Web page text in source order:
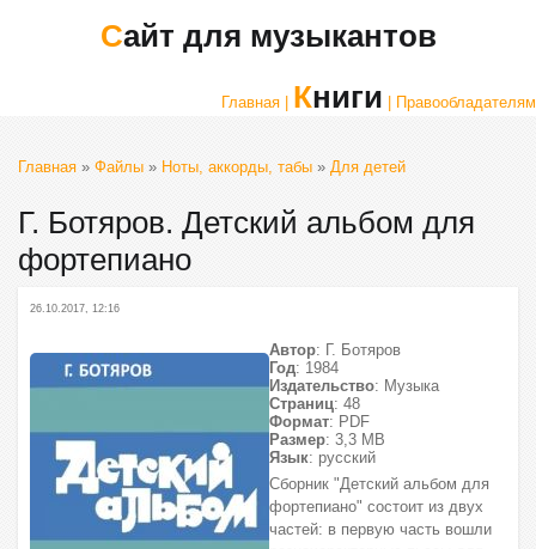
Сайт для музыкантов
Главная | Книги | Правообладателям
Главная » Файлы » Ноты, аккорды, табы » Для детей
Г. Ботяров. Детский альбом для
фортепиано
26.10.2017, 12:16
Автор: Г. Ботяров
Год: 1984
Издательство: Музыка
Страниц: 48
Формат: PDF
Размер: 3,3 МВ
Язык: русский
Сборник "Детский альбом для
фортепиано" состоит из двух
частей: в первую часть вошли